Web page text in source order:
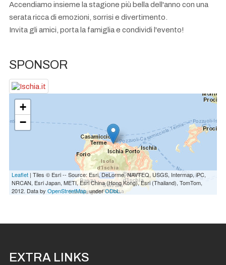
Accendiamo insieme la stagione più bella dell'anno con una
serata ricca di emozioni, sorrisi e divertimento.
Invita gli amici, porta la famiglia e condividi l'evento!
SPONSOR
+
−
Leaflet | Tiles © Esri -- Source: Esri, DeLorme, NAVTEQ, USGS, Intermap, iPC,
NRCAN, Esri Japan, METI, Esri China (Hong Kong), Esri (Thailand), TomTom,
2012. Data by OpenStreetMap, underODbL.
EXTRA LINKS